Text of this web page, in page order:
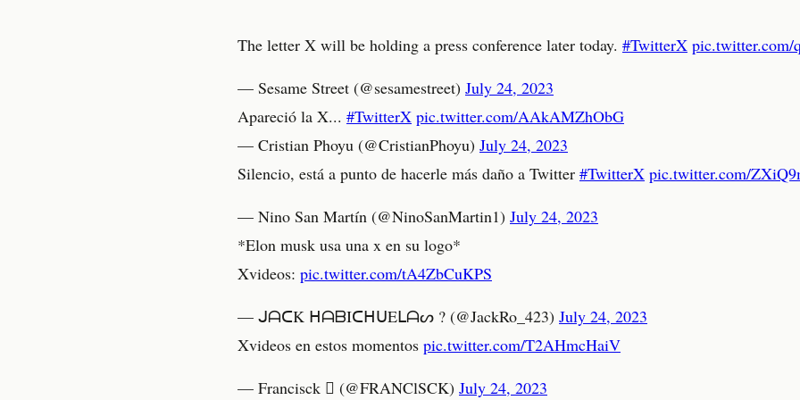
The letter X will be holding a press conference later today. #TwitterX
— Sesame Street (@sesamestreet) July 24, 2023
Apareció la X... #TwitterX pic.twitter.com/AAkAMZhObG
— Cristian Phoyu (@CristianPhoyu) July 24, 2023
Silencio, está a punto de hacerle más daño a Twitter #TwitterX pic.twitter.com/
— Nino San Martín (@NinoSanMartin1) July 24, 2023
*Elon musk usa una x en su logo*
Xvideos: pic.twitter.com/tA4ZbCuKPS
— ᒍᗩᑕK ᕼᗩᗷIᑕᕼᑌEᒪᗩᔕ ? (@JackRo_423) July 24, 2023
Xvideos en estos momentos pic.twitter.com/T2AHmcHaiV
— Francisck  (@FRANClSCK) July 24, 2023